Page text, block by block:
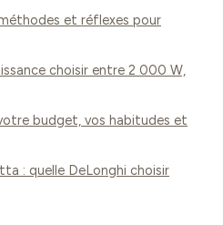
et réflexes pour
choisir entre 2 000 W,
budget, vos habitudes et
: quelle DeLonghi choisir